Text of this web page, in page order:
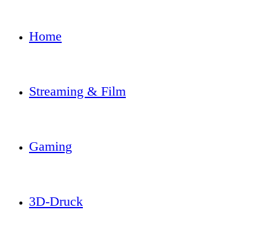
Home
Streaming & Film
Gaming
3D-Druck